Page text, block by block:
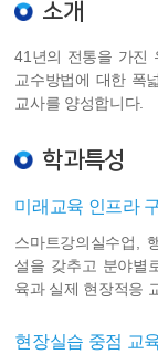
소개
41년의 전통을 가진
교수방법에 대한 폭
교사를 양성합니다.
학과특성
미래교육 인프라
스마트강의실수업,
설을 갖추고 분야별
육과 실제 현장적응
현장실습 중점 교